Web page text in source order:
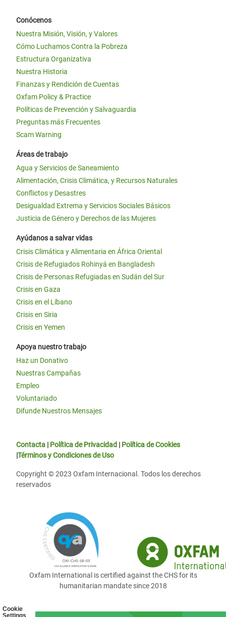
Cookie
Settings
Conócenos
Nuestra Misión, Visión, y Valores
Cómo Luchamos Contra la Pobreza
Estructura Organizativa
Nuestra Historia
Finanzas y Rendición de Cuentas
Oxfam Policy & Practice
Políticas de Prevención y Salvaguardia
Preguntas más Frecuentes
Scam Warning
Áreas de trabajo
Agua y Servicios de Saneamiento
Alimentación, Crisis Climática, y Recursos Naturales
Conflictos y Desastres
Desigualdad Extrema y Servicios Sociales Básicos
Justicia de Género y Derechos de las Mujeres
Ayúdanos a salvar vidas
Crisis Climática y Alimentaria en África Oriental
Crisis de Refugiados Rohinyá en Bangladesh
Crisis de Personas Refugiadas en Sudán del Sur
Crisis en Gaza
Crisis en el Líbano
Crisis en Siria
Crisis en Yemen
Apoya nuestro trabajo
Haz un Donativo
Nuestras Campañas
Empleo
Voluntariado
Difunde Nuestros Mensajes
Contacta | Política de Privacidad | Política de Cookies
|Términos y Condiciones de Uso
Copyright © 2023 Oxfam Internacional. Todos los derechos
reservados
Oxfam International is certified against the CHS for its
humanitarian mandate since 2018